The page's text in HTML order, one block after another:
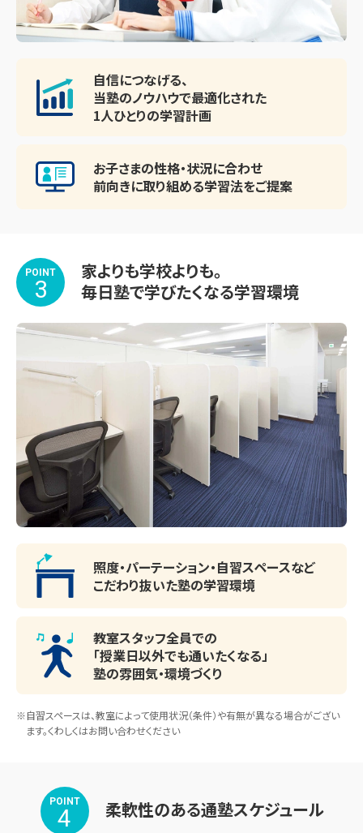
自信につなげる、
当塾のノウハウで最適化された
1人ひとりの学習計画
お子さまの性格・状況に合わせ
前向きに取り組める学習法をご提案
POINT
3
家よりも学校よりも。
毎日塾で学びたくなる学習環境
照度・パーテーション・自習スペースなど
こだわり抜いた塾の学習環境
教室スタッフ全員での
「授業日以外でも通いたくなる」
塾の雰囲気・環境づくり
※自習スペースは、教室によって使用状況（条件）や有無が異なる場合がござい
ます。くわしくはお問い合わせください
POINT
4 柔軟性のある通塾スケジュール